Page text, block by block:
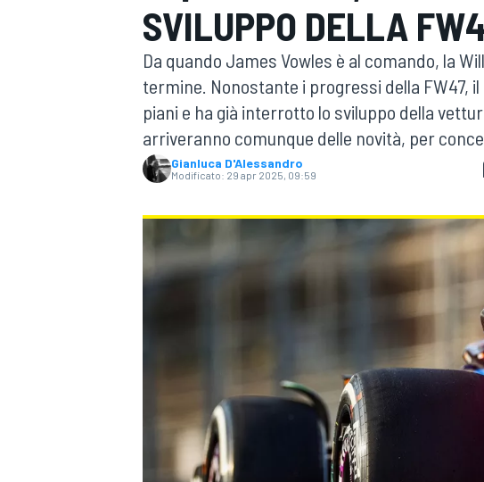
MOTOGP WEC
WRC
SVILUPPO DELLA
Da quando James Vowles è al comando, la
termine. Nonostante i progressi della FW47,
piani e ha già interrotto lo sviluppo della
arriveranno comunque delle novità, per
Gianluca D'Alessandro
Modificato: 29 apr 2025, 09:59